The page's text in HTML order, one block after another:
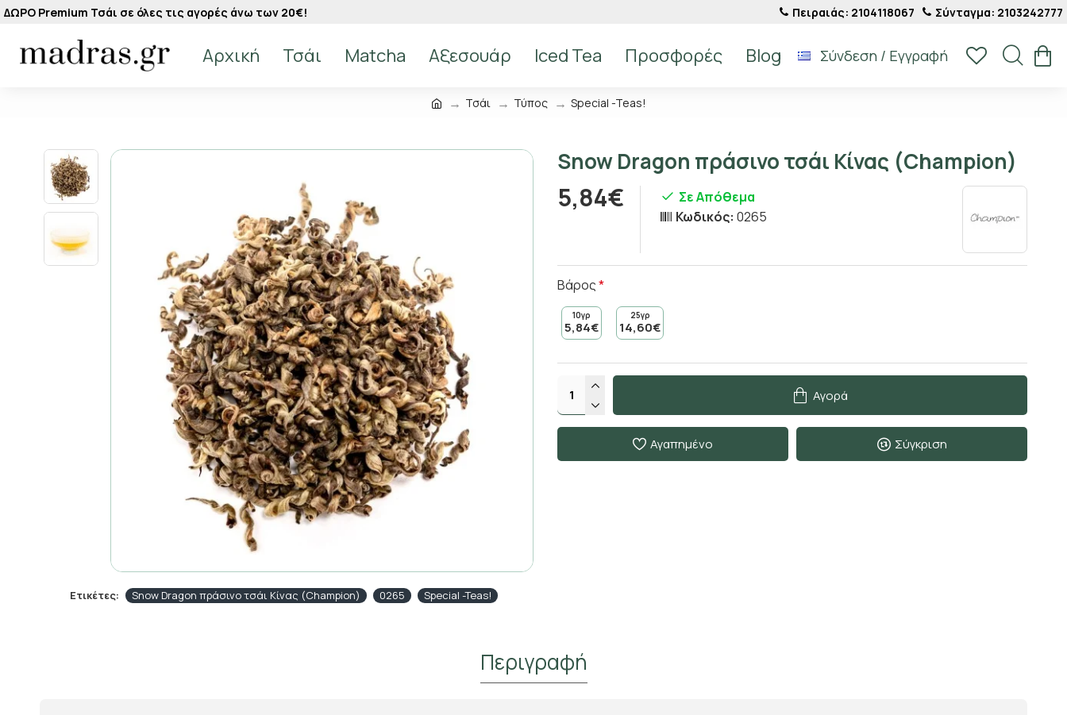
ΔΩΡΟ Premium Τσάι σε όλες τις αγορές άνω των 20€! Πειραιάς: 2104118067 Σύνταγμα: 2103242777
Αρχική Τσάι Matcha Αξεσουάρ Iced Tea Προσφορές Blog Σύνδεση / Εγγραφή
Τσάι Τύπος Special -Teas!
Ετικέτες: Snow Dragon πράσινο τσάι Κίνας (Champion) 0265 Special -Teas!
Snow Dragon πράσινο τσάι Κίνας (Champion)
5,84€
Σε Απόθεμα
Κωδικός: 0265
Βάρος
10γρ
5,84€
25γρ
14,60€
Αγορά
Αγαπημένο Σύγκριση
Περιγραφή